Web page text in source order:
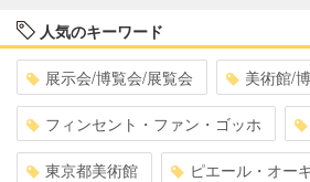
人気のキーワード
展示会/博覧会/展覧会 美術館/
フィンセント・ファン・ゴッホ
東京都美術館 ピエール・オー